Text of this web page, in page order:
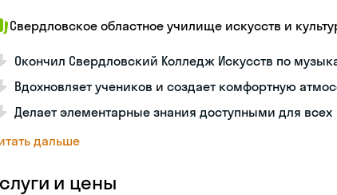
Свердловское областное училище искусств и
Окончил Свердловский Колледж Искусств по
Вдохновляет учеников и создает комфортную
Делает элементарные знания доступными для всех
дальше
и цены